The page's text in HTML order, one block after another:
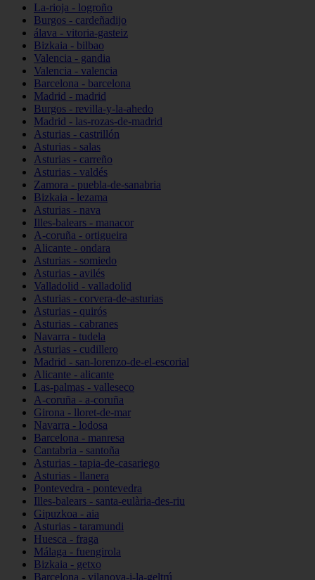
La-rioja - logroño
Burgos - cardeñadijo
álava - vitoria-gasteiz
Bizkaia - bilbao
Valencia - gandia
Valencia - valencia
Barcelona - barcelona
Madrid - madrid
Burgos - revilla-y-la-ahedo
Madrid - las-rozas-de-madrid
Asturias - castrillón
Asturias - salas
Asturias - carreño
Asturias - valdés
Zamora - puebla-de-sanabria
Bizkaia - lezama
Asturias - nava
Illes-balears - manacor
A-coruña - ortigueira
Alicante - ondara
Asturias - somiedo
Asturias - avilés
Valladolid - valladolid
Asturias - corvera-de-asturias
Asturias - quirós
Asturias - cabranes
Navarra - tudela
Asturias - cudillero
Madrid - san-lorenzo-de-el-escorial
Alicante - alicante
Las-palmas - valleseco
A-coruña - a-coruña
Girona - lloret-de-mar
Navarra - lodosa
Barcelona - manresa
Cantabria - santoña
Asturias - tapia-de-casariego
Asturias - llanera
Pontevedra - pontevedra
Illes-balears - santa-eulària-des-riu
Gipuzkoa - aia
Asturias - taramundi
Huesca - fraga
Málaga - fuengirola
Bizkaia - getxo
Barcelona - vilanova-i-la-geltrú